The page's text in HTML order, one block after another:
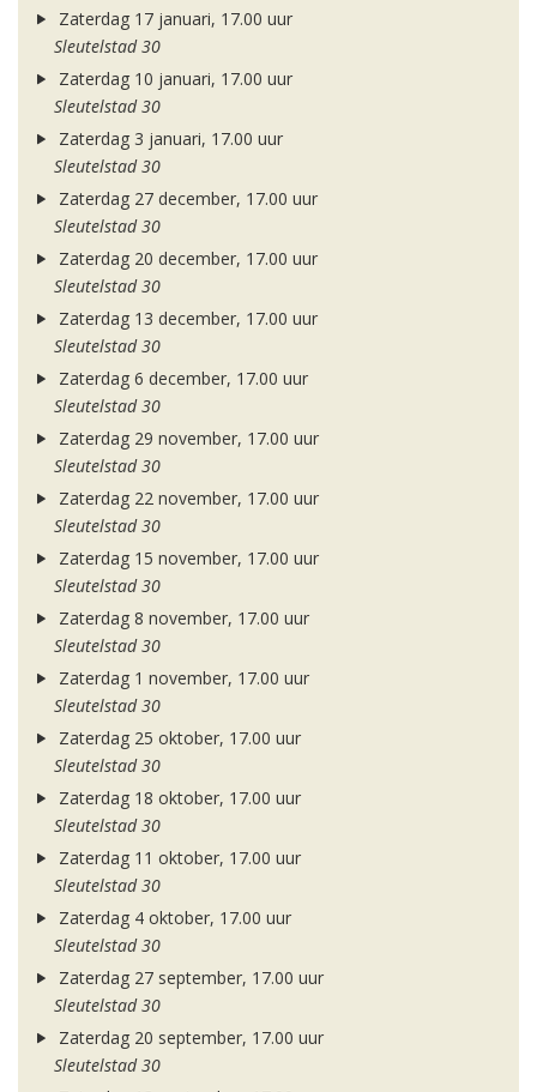
Zaterdag 17 januari, 17.00 uur
Sleutelstad 30
Zaterdag 10 januari, 17.00 uur
Sleutelstad 30
Zaterdag 3 januari, 17.00 uur
Sleutelstad 30
Zaterdag 27 december, 17.00 uur
Sleutelstad 30
Zaterdag 20 december, 17.00 uur
Sleutelstad 30
Zaterdag 13 december, 17.00 uur
Sleutelstad 30
Zaterdag 6 december, 17.00 uur
Sleutelstad 30
Zaterdag 29 november, 17.00 uur
Sleutelstad 30
Zaterdag 22 november, 17.00 uur
Sleutelstad 30
Zaterdag 15 november, 17.00 uur
Sleutelstad 30
Zaterdag 8 november, 17.00 uur
Sleutelstad 30
Zaterdag 1 november, 17.00 uur
Sleutelstad 30
Zaterdag 25 oktober, 17.00 uur
Sleutelstad 30
Zaterdag 18 oktober, 17.00 uur
Sleutelstad 30
Zaterdag 11 oktober, 17.00 uur
Sleutelstad 30
Zaterdag 4 oktober, 17.00 uur
Sleutelstad 30
Zaterdag 27 september, 17.00 uur
Sleutelstad 30
Zaterdag 20 september, 17.00 uur
Sleutelstad 30